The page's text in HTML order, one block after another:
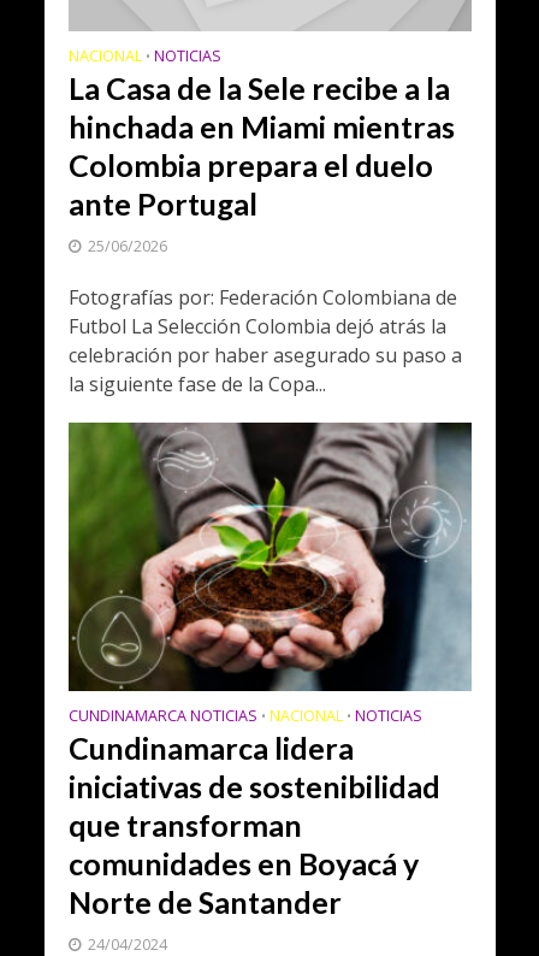
NACIONAL • NOTICIAS
La Casa de la Sele recibe a la
hinchada en Miami mientras
Colombia prepara el duelo
ante Portugal
25/06/2026
Fotografías por: Federación Colombiana de
Futbol La Selección Colombia dejó atrás la
celebración por haber asegurado su paso a
la siguiente fase de la Copa...
CUNDINAMARCA NOTICIAS • NACIONAL • NOTICIAS
Cundinamarca lidera
iniciativas de sostenibilidad
que transforman
comunidades en Boyacá y
Norte de Santander
24/04/2024